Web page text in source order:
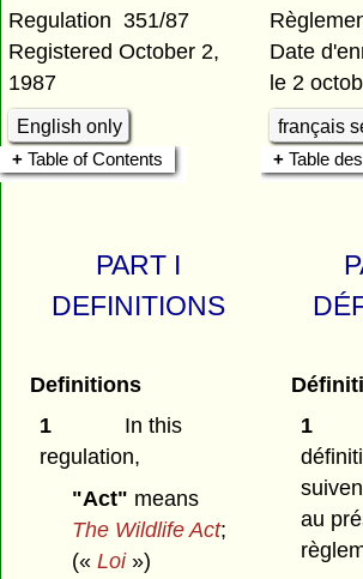
Regulation 351/87
Registered October 2,
1987
English only
Date
le 2
français
Table of Contents
Table
PART I
DEFINITIONS
Definitions
1
In this
regulation,
"Act" means
The Wildlife Act;
(« Loi»)
1
au